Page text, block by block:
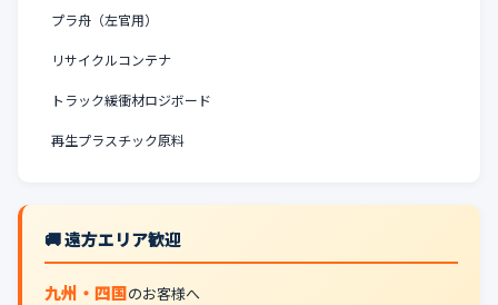
プラ舟（左官用）
リサイクルコンテナ
トラック緩衝材ロジボード
再生プラスチック原料
🚚 遠方エリア歓迎
九州・四国のお客様へ